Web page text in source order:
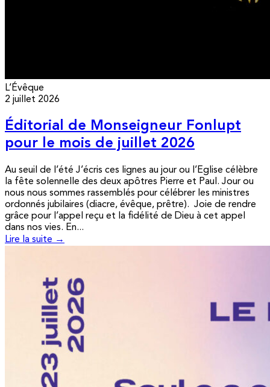
L’Évêque
2 juillet 2026
Éditorial de Monseigneur Fonlupt
pour le mois de juillet 2026
Au seuil de l’été J’écris ces lignes au jour ou l’Eglise célèbre
la fête solennelle des deux apôtres Pierre et Paul. Jour ou
nous nous sommes rassemblés pour célébrer les ministres
ordonnés jubilaires (diacre, évêque, prêtre). Joie de rendre
grâce pour l’appel reçu et la fidélité de Dieu à cet appel
dans nos vies. En...
Lire la suite →